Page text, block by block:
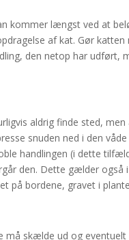
kommer længst ved at
af kat. Gør
den netop har
aldrig finde sted,
snuden ned i den
handlingen (i dette
den. Dette gælder
på bordene, gravet i
må skælde ud og